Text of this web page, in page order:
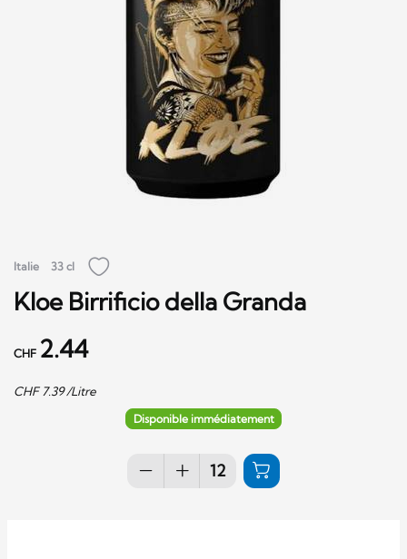
Italie 33 cl
Kloe Birrificio della Granda
CHF 2.44
CHF 7.39/Litre
Disponible immédiatement